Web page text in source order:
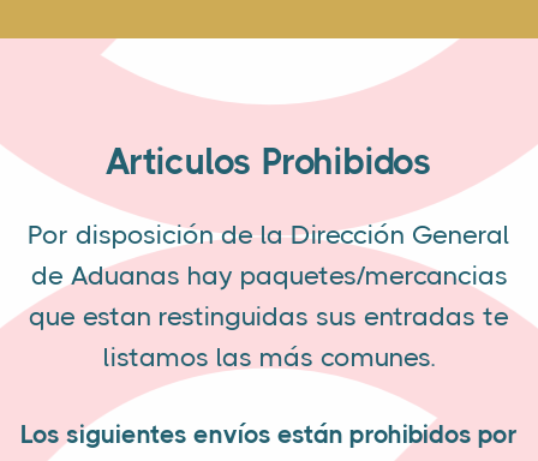
Articulos Prohibidos
Por disposición de la Dirección General
de Aduanas hay paquetes/mercancias
que estan restinguidas sus entradas te
listamos las más comunes.
Los siguientes envíos están prohibidos por